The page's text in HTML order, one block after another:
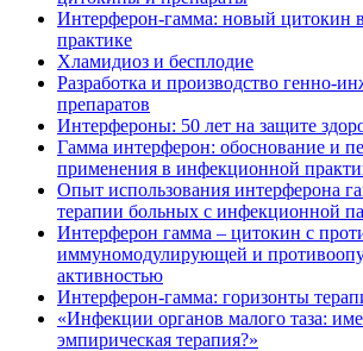
Интерферон-гамма: новый цитокин
практике
Хламидиоз и бесплодие
Разработка и производство генно-
препаратов
Интерфероны: 50 лет на защите
Гамма интерферон: обоснование и
применения в инфекционной
Опыт использования интерферона
терапии больных с инфекционной
Интерферон гамма – цитокин с
иммуномодулирующей и
активностью
Интерферон-гамма: горизонты
«Инфекции органов малого таза:
эмпирическая терапия?»